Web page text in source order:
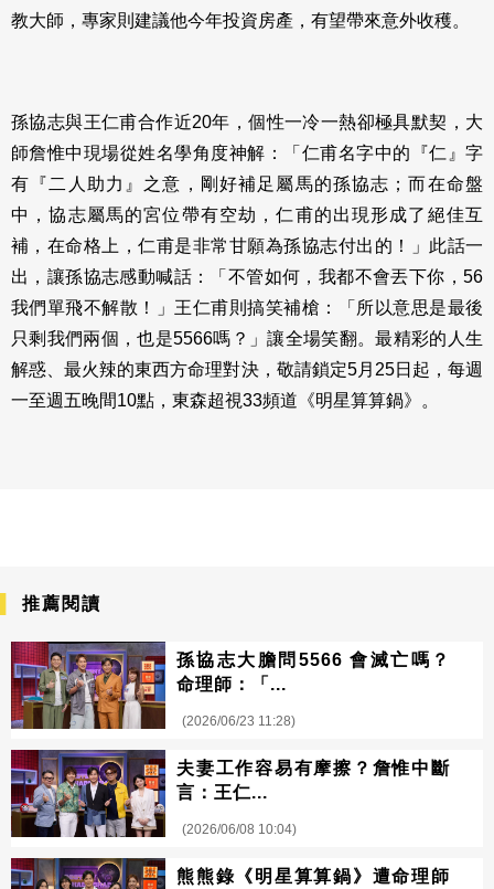
教大師，專家則建議他今年投資房產，有望帶來意外收穫。
孫協志與王仁甫合作近20年，個性一冷一熱卻極具默契，大
師詹惟中現場從姓名學角度神解：「仁甫名字中的『仁』字
有『二人助力』之意，剛好補足屬馬的孫協志；而在命盤
中，協志屬馬的宮位帶有空劫，仁甫的出現形成了絕佳互
補，在命格上，仁甫是非常甘願為孫協志付出的！」此話一
出，讓孫協志感動喊話：「不管如何，我都不會丟下你，56
我們單飛不解散！」王仁甫則搞笑補槍：「所以意思是最後
只剩我們兩個，也是5566嗎？」讓全場笑翻。最精彩的人生
解惑、最火辣的東西方命理對決，敬請鎖定5月25日起，每週
一至週五晚間10點，東森超視33頻道《明星算算鍋》。
推薦閱讀
孫協志大膽問5566 會滅亡嗎？
命理師：「...
(2026/06/23 11:28)
夫妻工作容易有摩擦？詹惟中斷
言：王仁...
(2026/06/08 10:04)
熊熊錄《明星算算鍋》遭命理師